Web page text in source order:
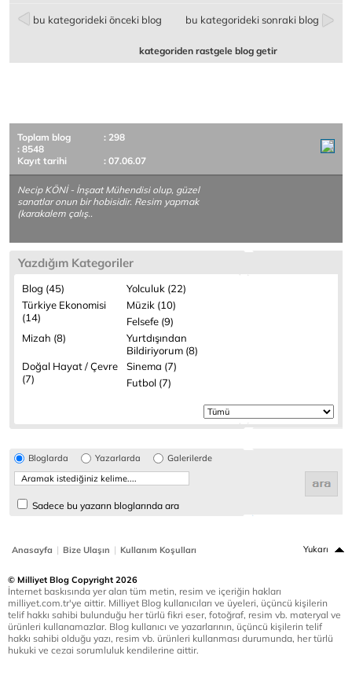
bu kategorideki önceki blog bu kategorideki sonraki blog
kategoriden rastgele blog getir
Toplam blog
: 298
: 8548
Kayıt tarihi
: 07.06.07
Necip KÖNİ - İnşaat Mühendisi olup, güzel
sanatlar onun bir hobisidir. Resim yapmak
(karakalem çalış..
Yazdığım Kategoriler
Blog (45)
Yolculuk (22)
Türkiye Ekonomisi
(14)
Müzik (10)
Felsefe (9)
Mizah (8)
Yurtdışından
Bildiriyorum (8)
Doğal Hayat / Çevre
(7)
Sinema (7)
Futbol (7)
Bloglarda Yazarlarda Galerilerde
Sadece bu yazarın bloglarında ara
Anasayfa | Bize Ulaşın | Kullanım Koşulları Yukarı
© Milliyet Blog Copyright 2026
İnternet baskısında yer alan tüm metin, resim ve içeriğin hakları
milliyet.com.tr'ye aittir. Milliyet Blog kullanıcıları ve üyeleri, üçüncü kişilerin
telif hakkı sahibi bulunduğu her türlü fikri eser, fotoğraf, resim vb. materyal ve
ürünleri kullanamazlar. Blog kullanıcı ve yazarlarının, üçüncü kişilerin telif
hakkı sahibi olduğu yazı, resim vb. ürünleri kullanması durumunda, her türlü
hukuki ve cezai sorumluluk kendilerine aittir.